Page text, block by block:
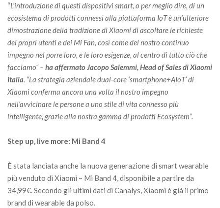
“L’introduzione di questi dispositivi smart, o per meglio dire, di un
ecosistema di prodotti connessi alla piattaforma IoT è un’ulteriore
dimostrazione della tradizione di Xiaomi di ascoltare le richieste
dei propri utenti e dei Mi Fan, così come del nostro continuo
impegno nel porre loro, e le loro esigenze, al centro di tutto ciò che
facciamo” – ha affermato Jacopo Salemmi, Head of Sales di Xiaomi
Italia. “La strategia aziendale dual-core ‘smartphone+AIoT’ di
Xiaomi conferma ancora una volta il nostro impegno
nell’avvicinare le persone a uno stile di vita connesso più
intelligente, grazie alla nostra gamma di prodotti Ecosystem”.
Step up, live more: Mi Band 4
È stata lanciata anche la nuova generazione di smart wearable
più venduto di Xiaomi – Mi Band 4, disponibile a partire da
34,99€. Secondo gli ultimi dati di Canalys, Xiaomi è già il primo
brand di wearable da polso.